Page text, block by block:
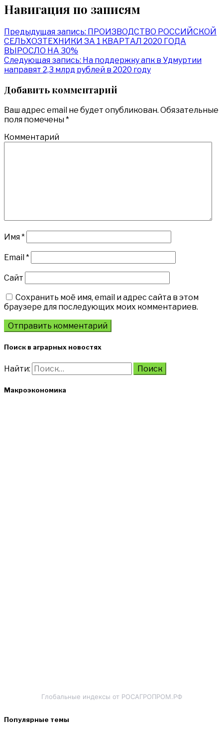
Навигация по записям
Предыдущая запись: ПРОИЗВОДСТВО РОССИЙСКОЙ
СЕЛЬХОЗТЕХНИКИ ЗА 1 КВАРТАЛ 2020 ГОДА
ВЫРОСЛО НА 30%
Следующая запись: На поддержку апк в Удмуртии
направят 2,3 млрд рублей в 2020 году
Добавить комментарий
Ваш адрес email не будет опубликован. Обязательные
поля помечены*
Комментарий
Имя*
Email *
Сайт
Сохранить моё имя, email и адрес сайта в этом
браузере для последующих моих комментариев.
Поиск в аграрных новостях
Найти:
Макроэкономика
Глобальные индексы от РОСАГРОПРОМ.РФ
Популярные темы